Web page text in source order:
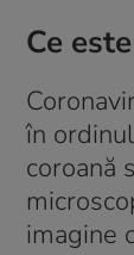
Ce
în
coroană
imagine